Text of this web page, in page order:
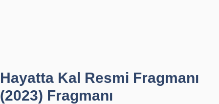
Hayatta Kal Resmi Fragmanı
(2023) Fragmanı